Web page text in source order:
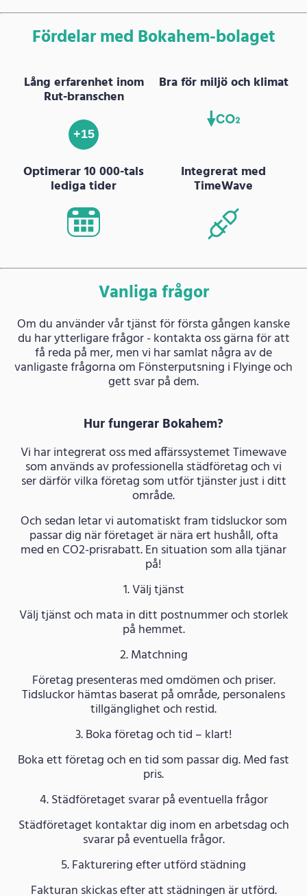
Fördelar med Bokahem-bolaget
Lång erfarenhet inom
Rut-branschen
+15
Bra för miljö och klimat
Optimerar 10 000-tals
lediga tider
Integrerat med
TimeWave
Vanliga frågor
Om du använder vår tjänst för första gången kanske
du har ytterligare frågor - kontakta oss gärna för att
få reda på mer, men vi har samlat några av de
vanligaste frågorna om Fönsterputsning i Flyinge och
gett svar på dem.
Hur fungerar Bokahem?
Vi har integrerat oss med affärssystemet Timewave
som används av professionella städföretag och vi
ser därför vilka företag som utför tjänster just i ditt
område.
Och sedan letar vi automatiskt fram tidsluckor som
passar dig när företaget är nära ert hushåll, ofta
med en CO2-prisrabatt. En situation som alla tjänar
på!
1. Välj tjänst
Välj tjänst och mata in ditt postnummer och storlek
på hemmet.
2. Matchning
Företag presenteras med omdömen och priser.
Tidsluckor hämtas baserat på område, personalens
tillgänglighet och restid.
3. Boka företag och tid – klart!
Boka ett företag och en tid som passar dig. Med fast
pris.
4. Städföretaget svarar på eventuella frågor
Städföretaget kontaktar dig inom en arbetsdag och
svarar på eventuella frågor.
5. Fakturering efter utförd städning
Fakturan skickas efter att städningen är utförd.